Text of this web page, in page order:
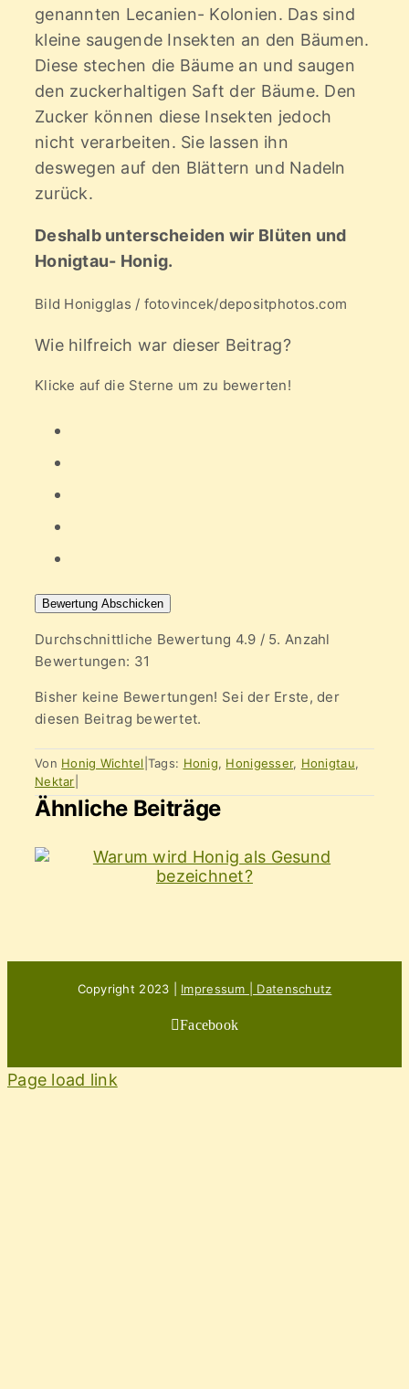
genannten Lecanien- Kolonien. Das sind
kleine saugende Insekten an den Bäumen.
Diese stechen die Bäume an und saugen
den zuckerhaltigen Saft der Bäume. Den
Zucker können diese Insekten jedoch
nicht verarbeiten. Sie lassen ihn
deswegen auf den Blättern und Nadeln
zurück.
Deshalb unterscheiden wir Blüten und
Honigtau- Honig.
Bild Honigglas / fotovincek/depositphotos.com
Wie hilfreich war dieser Beitrag?
Klicke auf die Sterne um zu bewerten!
Bewertung Abschicken
Durchschnittliche Bewertung 4.9 / 5. Anzahl
Bewertungen: 31
Bisher keine Bewertungen! Sei der Erste, der
diesen Beitrag bewertet.
Von Honig Wichtel Tags: Honig, Honigesser, Honigtau,
Nektar
Ähnliche Beiträge
Copyright 2023 | Impressum | Datenschutz
Facebook
Page load link